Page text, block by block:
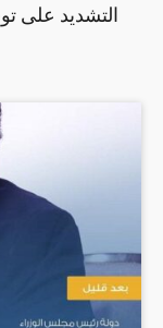
التشديد على